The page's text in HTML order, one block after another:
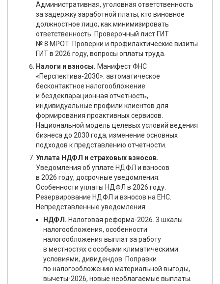
Административная, уголовная ответственность
за задержку заработной платы, кто виновное
должностное лицо, как минимизировать
ответственность. Проверочный лист ГИТ
№ 8 МРОТ. Проверки и профилактические визиты
ГИТ в 2026 году, вопросы оплаты труда.
Налоги и взносы. Манифест ФНС
«Перспектива-2030»: автоматическое
бесконтактное налогообложение
и бездекларационная отчетность,
индивидуальные профили клиентов для
формирования проактивных сервисов.
Национальной модель целевых условий ведения
бизнеса до 2030 года, изменение основных
подходов к представлению отчетности.
Уплата НДФЛ и страховых взносов.
Уведомления об уплате НДФЛ и взносов
в 2026 году, досрочные уведомления.
Особенности уплаты НДФЛ в 2026 году.
Резервирование НДФЛ и взносов на ЕНС.
Непредставленные уведомления.
НДФЛ. Налоговая реформа-2026. 3 шкалы
налогообложения, особенности
налогообложения выплат за работу
в местностях с особыми климатическими
условиями, дивидендов. Поправки
по налогообложению материальной выгоды,
вычеты-2026, новые необлагаемые выплаты.